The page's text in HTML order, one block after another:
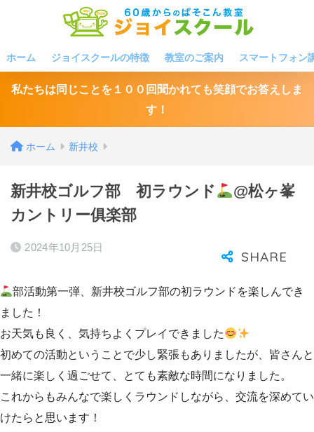
ホーム ジョイスクールの特徴 教室のご案内 スマートフォン
私たちは同じことを１００回聞かれても笑顔でお答えしま
す！
ホーム 新井校
新井校ゴルフ部 初ラウンド
@松ヶ峯
カントリー俱楽部
2024年10月25日
部活動第一弾、新井校ゴルフ部の初ラウンドを楽しんでき
ました！
お天気も良く、気持ちよくプレイできました
初めての活動ということで少し緊張もありましたが、皆さんと
一緒に楽しく過ごせて、とても素敵な時間になりました。
これからもみんなで楽しくラウンドしながら、交流を深めてい
けたらと思います！